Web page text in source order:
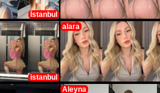
İstanbul
istanbul
alara
Aleyna